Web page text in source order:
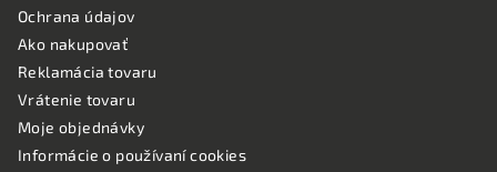
Ochrana údajov
Ako nakupovať
Reklamácia tovaru
Vrátenie tovaru
Moje objednávky
Informácie o používaní cookies